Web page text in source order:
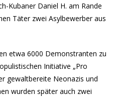
Kubaner Daniel H. am Rande
Täter zwei Asylbewerber aus
etwa 6000 Demonstranten zu
Initiative „Pro
gewaltbereite Neonazis und
wurden später auch zwei